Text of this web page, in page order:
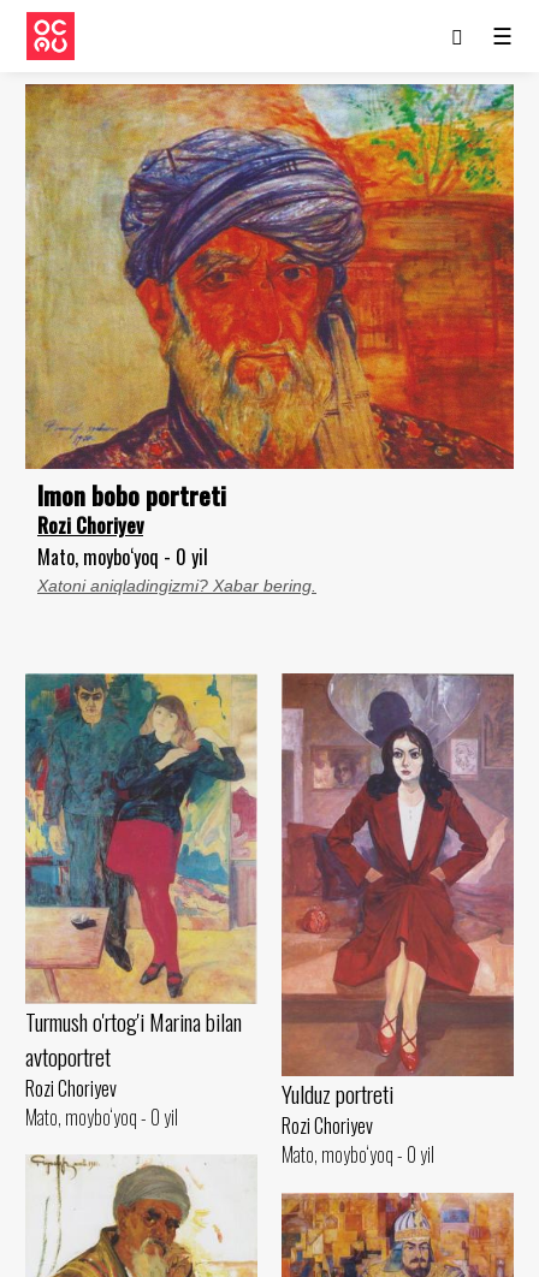
☰
Imon bobo portreti
Rozi Choriyev
Mato, moybo‘yoq - 0 yil
Xatoni aniqladingizmi? Xabar bering.
Turmush o'rtog'i Marina bilan
avtoportret
Rozi Choriyev
Mato, moybo‘yoq - 0 yil
Yulduz portreti
Rozi Choriyev
Mato, moybo‘yoq - 0 yil